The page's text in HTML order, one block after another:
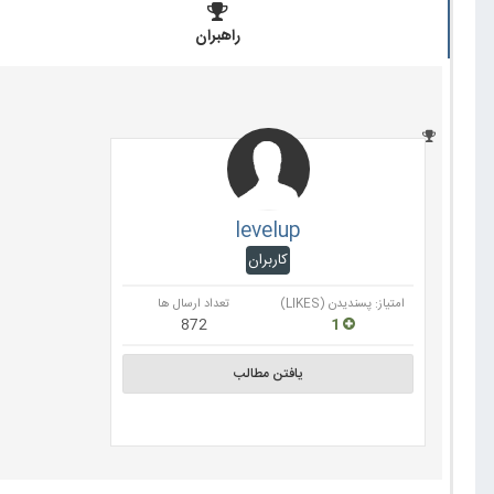
راهبران
levelup
کاربران
امتیاز: پسندیدن (LIKES) تعداد ارسال ها
872
یافتن مطالب